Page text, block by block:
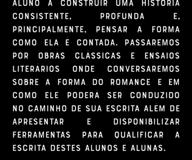
consistente, profunda e,
principalmente, pensar a forma
como ela é contada. Passaremos
por obras clássicas e ensaios
literários onde conversaremos
sobre a forma do romance e em
como ele poderá ser conduzido
no caminho de sua escrita além de
apresentar e disponibilizar
ferramentas para qualificar a
escrita destes alunos e alunas.